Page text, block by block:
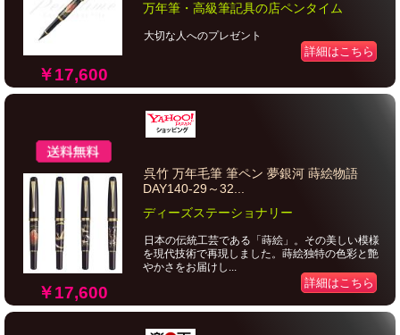
￥17,600
万年筆・高級筆記具の店ペンタイム
大切な人へのプレゼント
詳細はこちら
￥17,600
呉竹 万年毛筆 筆ペン 夢銀河 蒔絵物語
DAY140-29～32...
ディーズステーショナリー
日本の伝統工芸である「蒔絵」。その美しい模様
を現代技術で再現しました。蒔絵独特の色彩と艶
やかさをお届けし...
詳細はこちら